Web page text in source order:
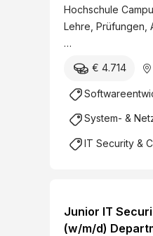
Hochschule
Lehre, Prüfungen,
…
€ 4.714
System- &
IT Security &
Junior IT
(w/m/d)